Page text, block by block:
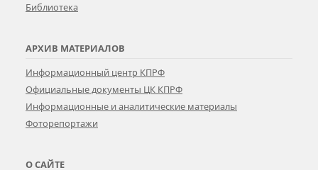
Библиотека
АРХИВ МАТЕРИАЛОВ
Информационный центр КПРФ
Официальные документы ЦК КПРФ
Информационные и аналитические материалы
Фоторепортажи
О САЙТЕ